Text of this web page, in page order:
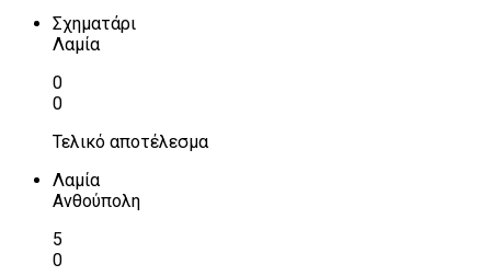
Σχηματάρι
Λαμία
0
0
Τελικό αποτέλεσμα
Λαμία
Ανθούπολη
5
0